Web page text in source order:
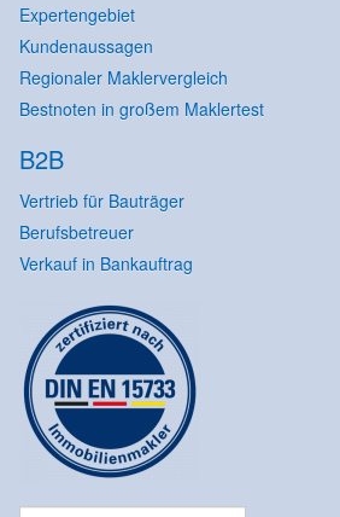
Expertengebiet
Kundenaussagen
Regionaler Maklervergleich
Bestnoten in großem Maklertest
B2B
Vertrieb für Bauträger
Berufsbetreuer
Verkauf in Bankauftrag